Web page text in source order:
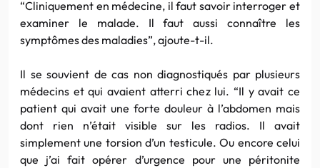
“Cliniquement en médecine, il faut savoir interroger et
examiner le malade. Il faut aussi connaître les
symptômes des maladies”, ajoute-t-il.
Il se souvient de cas non diagnostiqués par plusieurs
médecins et qui avaient atterri chez lui. “Il y avait ce
patient qui avait une forte douleur à l’abdomen mais
dont rien n’était visible sur les radios. Il avait
simplement une torsion d’un testicule. Ou encore celui
que j’ai fait opérer d’urgence pour une péritonite